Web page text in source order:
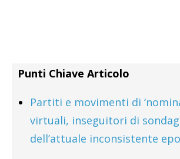
Punti Chiave Articolo
Partiti e movimenti di
virtuali, inseguitori di
dell’attuale inconsistente